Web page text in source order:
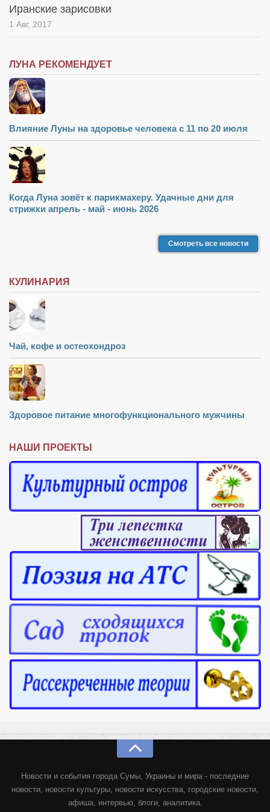
Иранские зарисовки
1 Авг, 2017
ЛУНА РЕКОМЕНДУЕТ
Влияние Луны на здоровье человека с 11 по 20 июля
Когда Луна зовёт к парикмахеру. Удачные дни для
стрижки апрель - май - июнь 2026
Смотреть все новости
КУЛИНАРИЯ
Чай, кофе и остеохондроз
Здоровое питание многофункционального мужчины
НАШИ ПРОЕКТЫ
Новости и события города Сумы, Украины и мира - последние
новости, новости культуры, новости искусства, городские новости,
афиша, интервью, блоги, аналитика.